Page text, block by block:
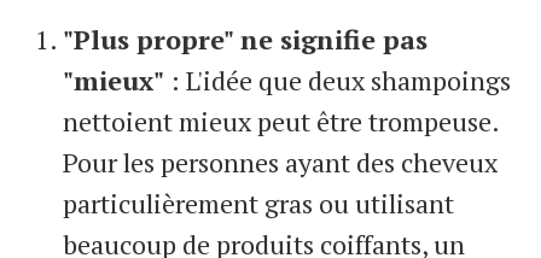
"Plus propre" ne signifie pas
"mieux" : L'idée que deux shampoings
nettoient mieux peut être trompeuse.
Pour les personnes ayant des cheveux
particulièrement gras ou utilisant
beaucoup de produits coiffants, un